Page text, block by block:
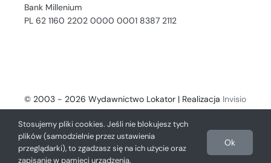
Bank Millenium
PL 62 1160 2202 0000 0001 8387 2112
© 2003 - 2026 Wydawnictwo Lokator | Realizacja Invisio
- Digital Solutions
Stosujemy pliki cookies. Jeśli nie blokujesz tych
plików (samodzielnie przez ustawienia
przeglądarki), to zgadzasz się na ich użycie oraz
zapisanie w pamięci urządzenia.
Ok